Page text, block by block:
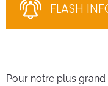
FLASH
Pour notre plus